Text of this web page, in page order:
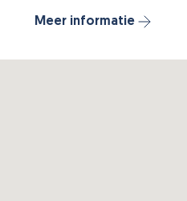
Meer informatie